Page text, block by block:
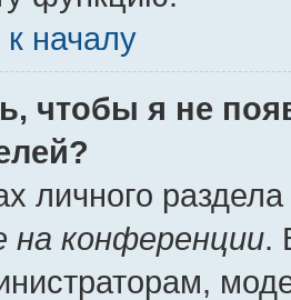
началу
чтобы я не
личного
на конференции.